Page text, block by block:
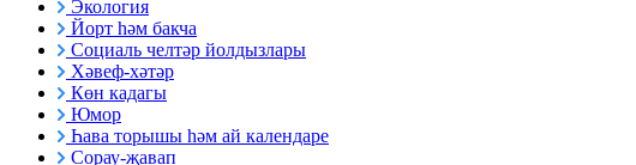
Экология
Йорт һәм бакча
Социаль челтәр йолдызлары
Хәвеф-хәтәр
Көн кадагы
Юмор
Һава торышы һәм ай календаре
Сорау-җавап